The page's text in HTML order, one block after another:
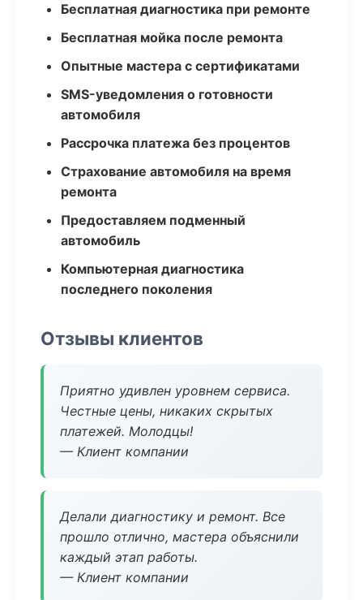
Бесплатная диагностика при ремонте
Бесплатная мойка после ремонта
Опытные мастера с сертификатами
SMS-уведомления о готовности
автомобиля
Рассрочка платежа без процентов
Страхование автомобиля на время
ремонта
Предоставляем подменный
автомобиль
Компьютерная диагностика
последнего поколения
Отзывы клиентов
Приятно удивлен уровнем сервиса.
Честные цены, никаких скрытых
платежей. Молодцы!
— Клиент компании
Делали диагностику и ремонт. Все
прошло отлично, мастера объяснили
каждый этап работы.
— Клиент компании